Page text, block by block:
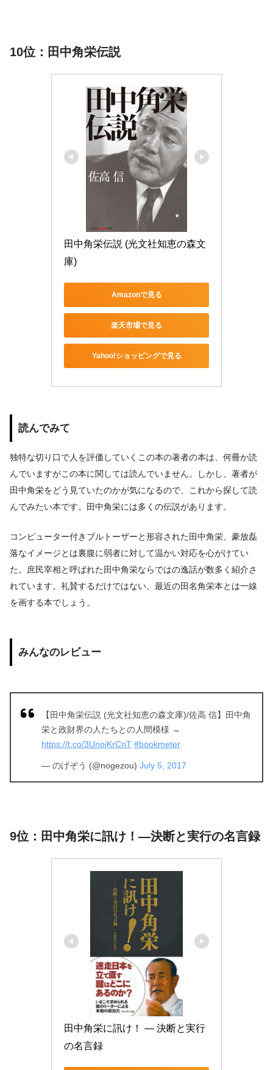
10位：田中角栄伝説
田中角栄伝説 (光文社知恵の森文
庫)
Amazonで見る
楽天市場で見る
Yahoo!ショッピングで見る
読んでみて
独特な切り口で人を評価していくこの本の著者の本は、何冊か読
んでいますがこの本に関しては読んでいません。しかし、著者が
田中角栄をどう見ていたのかが気になるので、これから探して読
んでみたい本です。田中角栄には多くの伝説があります。
コンピューター付きブルトーザーと形容された田中角栄、豪放磊
落なイメージとは裏腹に弱者に対して温かい対応を心がけてい
た。庶民宰相と呼ばれた田中角栄ならではの逸話が数多く紹介さ
れています。礼賛するだけではない、最近の田名角栄本とは一線
を画する本でしょう。
みんなのレビュー
【田中角栄伝説 (光文社知恵の森文庫)/佐高 信】田中角
栄と政財界の人たちとの人間模様 →
https://t.co/3UnojKrCnT #bookmeter
— のげぞう (@nogezou) July 5, 2017
9位：田中角栄に訊け！―決断と実行の名言録
田中角栄に訊け！ ― 決断と実行
の名言録